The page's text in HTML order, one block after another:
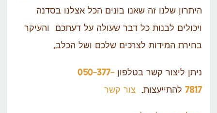
היתרון שלנו זה שאנו בונים הכל אצלנו בסדנה
ויכולים לבנות כל דבר שעולה על דעתכם והעיקר
בחירת המידות לצרכים שלכם ושל הכלב.
ניתן ליצור קשר בטלפון 050-377-
7817 להתייעצות. צור קשר